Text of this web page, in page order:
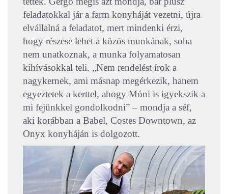
feladatokkal jár a farm konyháját vezetni, újra
elvállalná a feladatot, mert mindenki érzi,
hogy részese lehet a közös munkának, soha
nem unatkoznak, a munka folyamatosan
kihívásokkal teli. „Nem rendelést írok a
nagykernek, ami másnap megérkezik, hanem
egyeztetek a kerttel, ahogy Móni is igyekszik a
mi fejünkkel gondolkodni” – mondja a séf,
aki korábban a Babel, Costes Downtown, az
Onyx konyháján is dolgozott.